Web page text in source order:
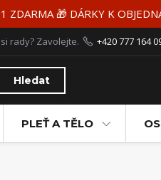
ZDARMA 🎁 DÁRKY K
Hledat
rady? Zavolejte. +420 777 164
PLEŤ A TĚLO